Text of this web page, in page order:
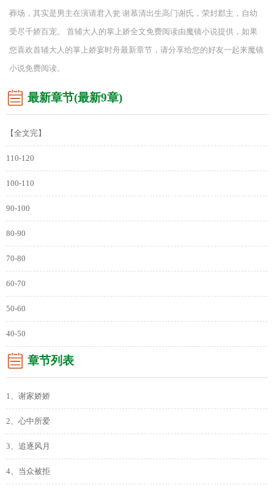
葬场，其实是男主在演请君入瓮 谢慕清出生高门谢氏，荣封郡主，自幼
受尽千娇百宠。 首辅大人的掌上娇全文免费阅读由魔镜小说提供，如果
您喜欢首辅大人的掌上娇宴时舟最新章节，请分享给您的好友一起来魔镜
小说免费阅读。
最新章节(最新9章)
【全文完】
110-120
100-110
90-100
80-90
70-80
60-70
50-60
40-50
章节列表
1、谢家娇娇
2、心中所爱
3、追逐风月
4、当众被拒